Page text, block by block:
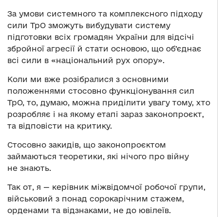
За умови системного та комплексного підходу
сили ТрО зможуть вибудувати систему
підготовки всіх громадян України для відсічі
збройної агресії й стати основою, що об’єднає
всі сили в «національний рух опору».
Коли ми вже розібралися з основними
положеннями стосовно функціонування сил
ТрО, то, думаю, можна приділити увагу тому, хто
розробляє і на якому етапі зараз законопроєкт,
та відповісти на критику.
Стосовно закидів, що законопроєктом
займаються теоретики, які нічого про війну
не знають.
Так от, я — керівник міжвідомчої робочої групи,
військовий з понад сорокарічним стажем,
орденами та відзнаками, не до ювілеїв.